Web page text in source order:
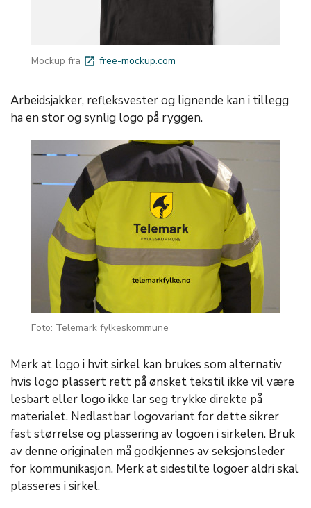
Mockup fra launch free-mockup.com
Arbeidsjakker, refleksvester og lignende kan i tillegg
ha en stor og synlig logo på ryggen.
Foto: Telemark fylkeskommune
Merk at logo i hvit sirkel kan brukes som alternativ
hvis logo plassert rett på ønsket tekstil ikke vil være
lesbart eller logo ikke lar seg trykke direkte på
materialet. Nedlastbar logovariant for dette sikrer
fast størrelse og plassering av logoen i sirkelen. Bruk
av denne originalen må godkjennes av seksjonsleder
for kommunikasjon. Merk at sidestilte logoer aldri skal
plasseres i sirkel.